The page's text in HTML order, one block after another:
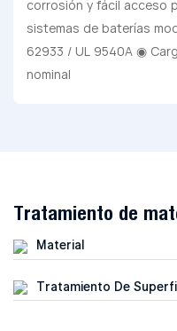
corrosión y fácil acceso
sistemas de baterías
62933 / UL 9540A ◉
nominal
Tratamiento de
Material
Tratamiento De